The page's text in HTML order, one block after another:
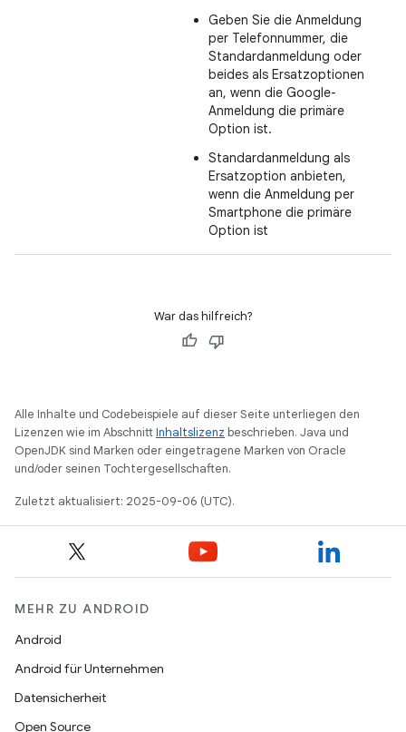
Geben Sie die Anmeldung
per Telefonnummer, die
Standardanmeldung oder
beides als Ersatzoptionen
an, wenn die Google-
Anmeldung die primäre
Option ist.
Standardanmeldung als
Ersatzoption anbieten,
wenn die Anmeldung per
Smartphone die primäre
Option ist
War das hilfreich?
Alle Inhalte und Codebeispiele auf dieser Seite unterliegen den
Lizenzen wie im AbschnittInhaltslizenz beschrieben. Java und
OpenJDK sind Marken oder eingetragene Marken von Oracle
und/oder seinen Tochtergesellschaften.
Zuletzt aktualisiert: 2025-09-06 (UTC).
MEHR ZU ANDROID
Android
Android für Unternehmen
Datensicherheit
Open Source